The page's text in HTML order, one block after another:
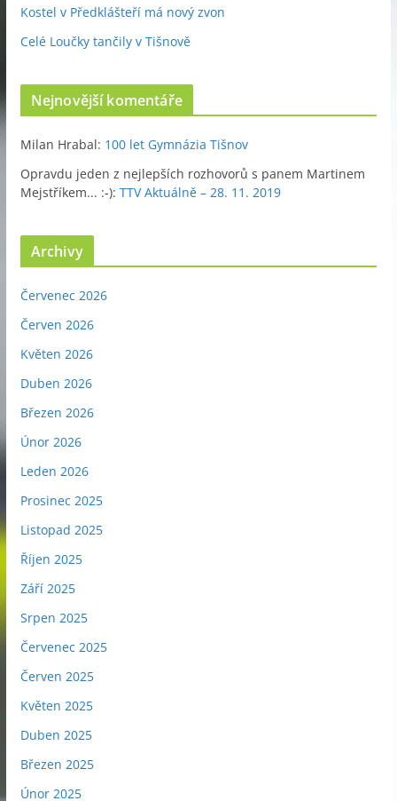
Kostel v Předklášteří má nový zvon
Celé Loučky tančily v Tišnově
Nejnovější komentáře
Milan Hrabal: 100 let Gymnázia Tišnov
Opravdu jeden z nejlepších rozhovorů s panem Martinem
Mejstříkem... :-): TTV Aktuálně – 28. 11. 2019
Archivy
Červenec 2026
Červen 2026
Květen 2026
Duben 2026
Březen 2026
Únor 2026
Leden 2026
Prosinec 2025
Listopad 2025
Říjen 2025
Září 2025
Srpen 2025
Červenec 2025
Červen 2025
Květen 2025
Duben 2025
Březen 2025
Únor 2025